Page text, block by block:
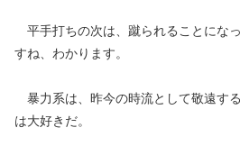
平手打ちの次は、蹴られることにな
すね、わかります。
暴力系は、昨今の時流として敬遠す
は大好きだ。